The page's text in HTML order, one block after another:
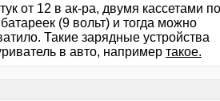
от 12 в ак-ра, двумя кассетами
(9 вольт) и тогда можно
Такие зарядные устройства
в авто, например такое.